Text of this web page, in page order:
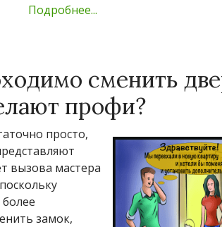
Подробнее...
сменить
профи?
просто,
вызова мастера
замок,